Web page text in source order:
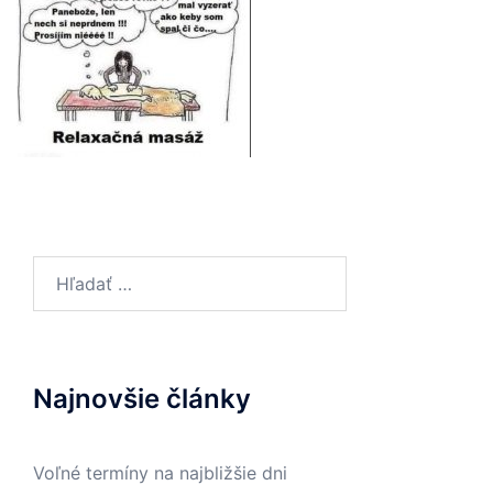
Najnovšie články
Voľné termíny na najbližšie dni